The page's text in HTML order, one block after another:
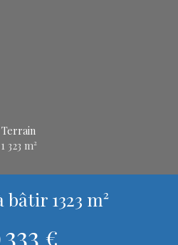
Terrain
1 323 m²
1323 m²
€